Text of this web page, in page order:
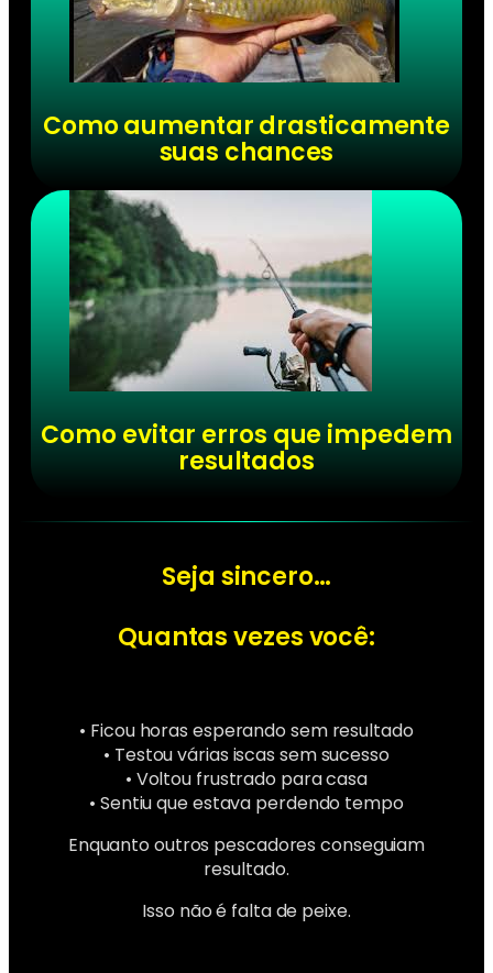
Como aumentar drasticamente
suas chances
Como evitar erros que impedem
resultados
Seja sincero…
Quantas vezes você:
• Ficou horas esperando sem resultado
• Testou várias iscas sem sucesso
• Voltou frustrado para casa
• Sentiu que estava perdendo tempo
Enquanto outros pescadores conseguiam
resultado.
Isso não é falta de peixe.